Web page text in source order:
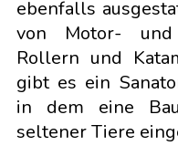
ebenfalls
von Motor- und
Rollern und
gibt es ein
in dem eine
seltener Tiere